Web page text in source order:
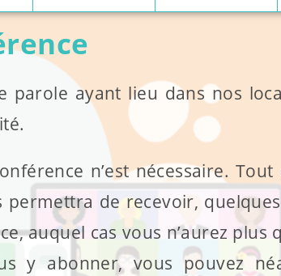
ayant lieu dans nos
n’est nécessaire. Tout
de recevoir,
auquel cas vous n’aurez plus
y abonner, vous pouvez